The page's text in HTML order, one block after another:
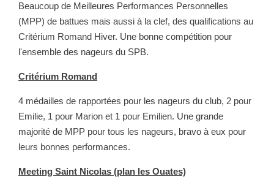
Beaucoup de Meilleures Performances Personnelles
(MPP) de battues mais aussi à la clef, des qualifications au
Critérium Romand Hiver. Une bonne compétition pour
l'ensemble des nageurs du SPB.
Critérium Romand
4 médailles de rapportées pour les nageurs du club, 2 pour
Emilie, 1 pour Marion et 1 pour Emilien. Une grande
majorité de MPP pour tous les nageurs, bravo à eux pour
leurs bonnes performances.
Meeting Saint Nicolas (plan les Ouates)